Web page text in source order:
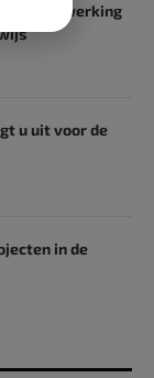
samenwerking
u uit voor de
in de